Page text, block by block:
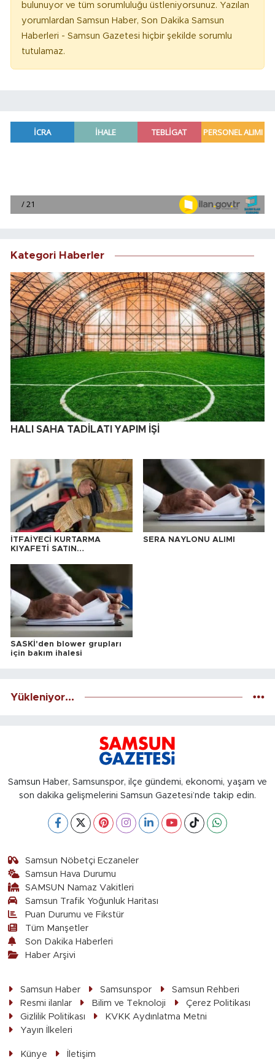
bulunuyor ve tüm sorumluluğu üstleniyorsunuz. Yazılan
yorumlardan Samsun Haber, Son Dakika Samsun
Haberleri - Samsun Gazetesi hiçbir şekilde sorumlu
tutulamaz.
Kategori Haberler
HALI SAHA TADİLATI YAPIM İŞİ
İTFAİYECİ KURTARMA
KIYAFETİ SATIN
SERA NAYLONU ALIMI
SASKİ'den blower grupları
için bakım ihalesi
Yükleniyor...
Samsun Haber, Samsunspor, ilçe gündemi, ekonomi, yaşam ve
son dakika gelişmelerini Samsun Gazetesi’nde takip edin.
Samsun Nöbetçi Eczaneler
Samsun Hava Durumu
SAMSUN Namaz Vakitleri
Samsun Trafik Yoğunluk Haritası
Puan Durumu ve Fikstür
Tüm Manşetler
Son Dakika Haberleri
Haber Arşivi
Samsun Haber Samsunspor
Samsun Rehberi
Resmi ilanlar
Bilim ve Teknoloji
Çerez Politikası
Gizlilik Politikası
KVKK Aydınlatma Metni
Yayın İlkeleri
Künye İletişim